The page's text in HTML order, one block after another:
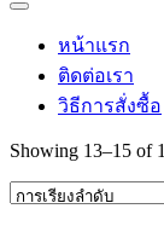
หน้าแรก
ติดต่อเรา
วิธีการสั่งซื้อ
Showing 13–15 of